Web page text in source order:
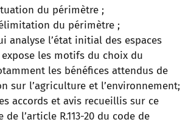
du périmètre ;
du périmètre ;
analyse l’état initial des espaces
les motifs du choix du
les bénéfices attendus de
sur l’agriculture et l’environnement;
accords et avis recueillis sur ce
l’article R.113-20 du code de